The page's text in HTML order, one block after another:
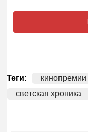
Теги: кинопремии
светская хроника